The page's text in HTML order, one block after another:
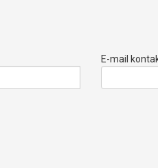
E-mail